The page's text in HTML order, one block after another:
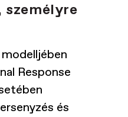
személyre
Response
és